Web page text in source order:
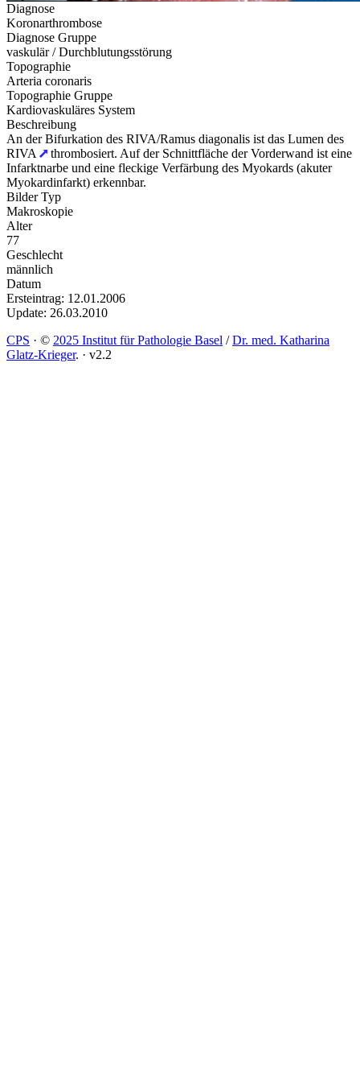
Diagnose
Koronarthrombose
Diagnose Gruppe
vaskulär / Durchblutungsstörung
Topographie
Arteria coronaris
Topographie Gruppe
Kardiovaskuläres System
Beschreibung
An der Bifurkation des RIVA/Ramus diagonalis ist das Lumen des
RIVA
thrombosiert. Auf der Schnittfläche der Vorderwand ist eine
Infarktnarbe und eine fleckige Verfärbung des Myokards (akuter
Myokardinfarkt) erkennbar.
Bilder Typ
Makroskopie
Alter
77
Geschlecht
männlich
Datum
Ersteintrag: 12.01.2006
Update: 26.03.2010
CPS · © 2025 Institut für Pathologie Basel /Dr. med. Katharina
Glatz-Krieger. · v2.2